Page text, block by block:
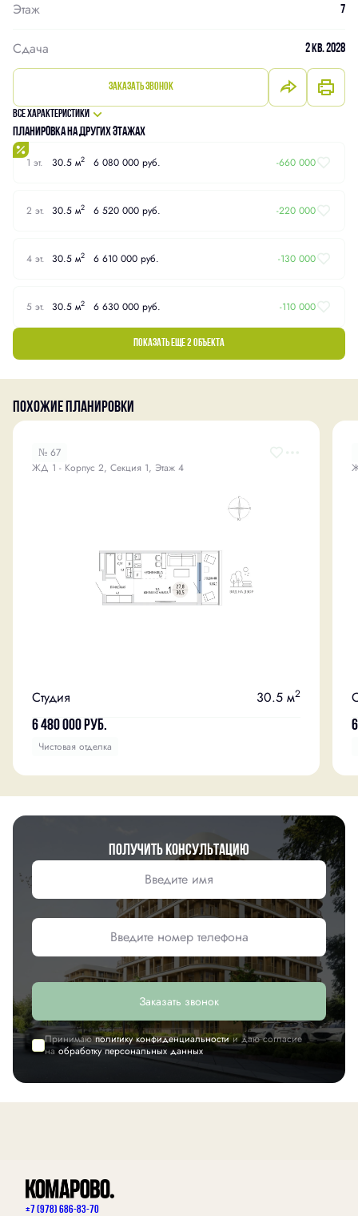
Этаж 7
Сдача 2 кв. 2028
Заказать звонок
Все характеристики
Планировка на других этажах
1 эт. 30.5 м2 6 080 000 руб. -660 000
2 эт. 30.5 м2 6 520 000 руб. -220 000
4 эт. 30.5 м2 6 610 000 руб. -130 000
5 эт. 30.5 м2 6 630 000 руб. -110 000
Показать еще 2 объектa
Похожие планировки
№ 67
ЖД 1 - Корпус 2, Секция 1, Этаж 4
Студия 30.5 м2
6 480 000руб.
Чистовая отделка
Получить консультацию
Заказать звонок
Принимаюполитику конфиденциальностии даю согласие
наобработку персональных данных
+7 (978) 686-83-70